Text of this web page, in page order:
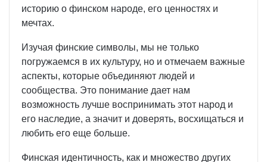
историю о финском народе, его ценностях и
мечтах.
Изучая финские символы, мы не только
погружаемся в их культуру, но и отмечаем важные
аспекты, которые объединяют людей и
сообщества. Это понимание дает нам
возможность лучше воспринимать этот народ и
его наследие, а значит и доверять, восхищаться и
любить его еще больше.
Финская идентичность, как и множество других